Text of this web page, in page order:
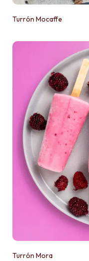
Turrón Mocaffe
Turrón Mora